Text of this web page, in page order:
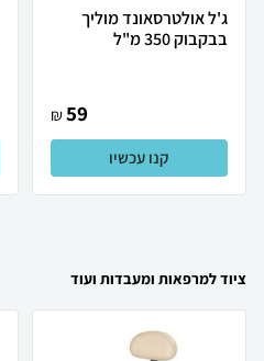
ג'ל אולטרסאונד מוליך
בבקבוק 350 מ"ל
59
₪
קנו עכשיו
ציוד למרפאות ומעבדות ועוד